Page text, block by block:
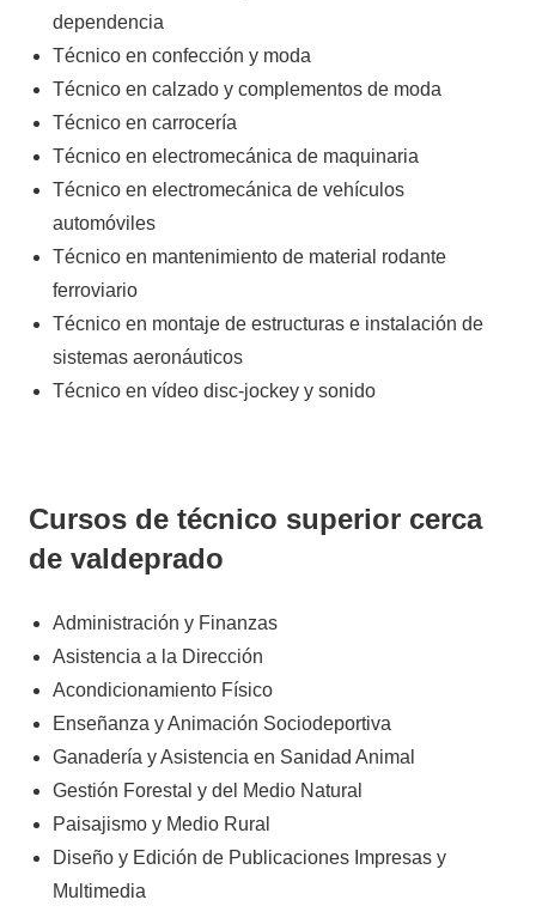
dependencia
Técnico en confección y moda
Técnico en calzado y complementos de moda
Técnico en carrocería
Técnico en electromecánica de maquinaria
Técnico en electromecánica de vehículos
automóviles
Técnico en mantenimiento de material rodante
ferroviario
Técnico en montaje de estructuras e instalación de
sistemas aeronáuticos
Técnico en vídeo disc-jockey y sonido
Cursos de técnico superior cerca
de valdeprado
Administración y Finanzas
Asistencia a la Dirección
Acondicionamiento Físico
Enseñanza y Animación Sociodeportiva
Ganadería y Asistencia en Sanidad Animal
Gestión Forestal y del Medio Natural
Paisajismo y Medio Rural
Diseño y Edición de Publicaciones Impresas y
Multimedia